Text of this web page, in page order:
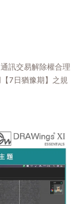
訊交易解除權合理
7日猶豫期】之規